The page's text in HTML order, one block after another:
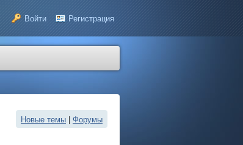
Войти Регистрация
Новые темы | Форумы